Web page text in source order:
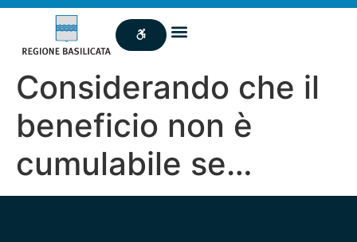
Considerando che il
beneficio non è
cumulabile se…